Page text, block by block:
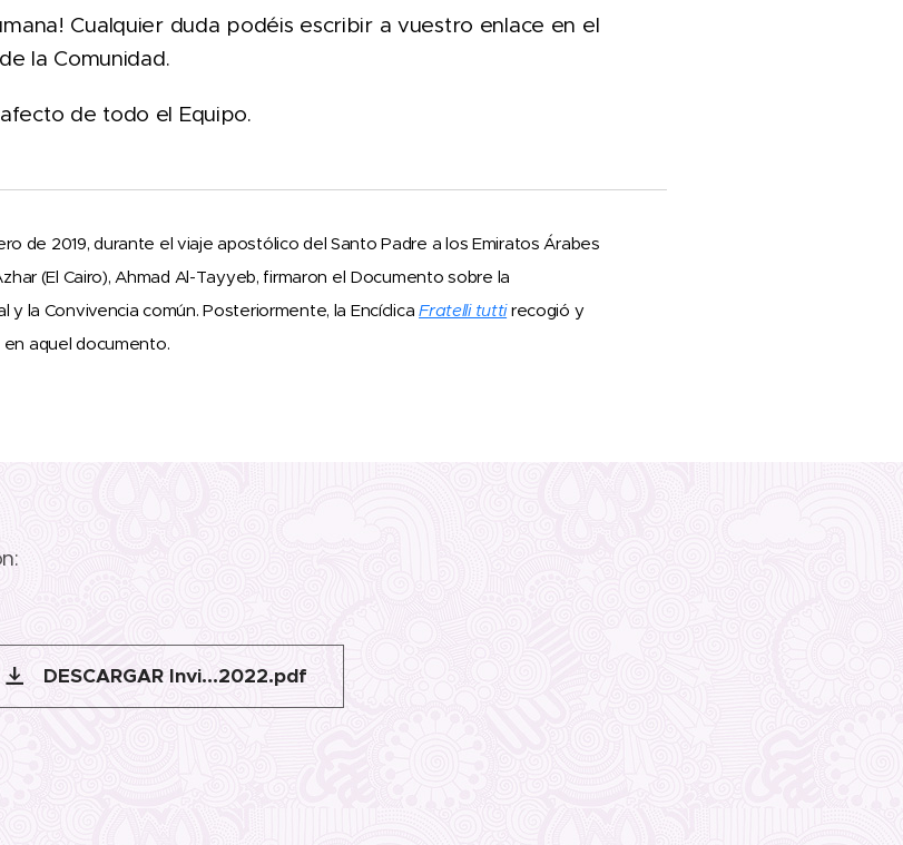
Cualquier duda podéis escribir a vuestro enlace en el
la Comunidad.
de todo el Equipo.
de 2019, durante el viaje apostólico del Santo Padre a los Emiratos Árabes
(El Cairo), Ahmad Al-Tayyeb, firmaron el Documento sobre la
y la Convivencia común. Posteriormente, la EncíclicaFratelli tuttirecogió y
aquel documento.
DESCARGAR Invi...2022.pdf